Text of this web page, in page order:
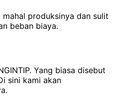
mahal produksinya dan sulit
beban biaya.
Yang biasa disebut
sini kami akan